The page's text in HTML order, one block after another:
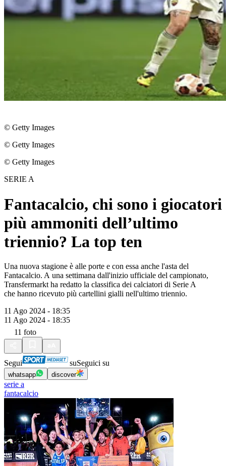
© Getty Images
© Getty Images
© Getty Images
SERIE A
Fantacalcio, chi sono i giocatori
più ammoniti dell’ultimo
triennio? La top ten
Una nuova stagione è alle porte e con essa anche l'asta del
Fantacalcio. A una settimana dall'inizio ufficiale del campionato,
Transfermarkt ha redatto la classifica dei calciatori di Serie A
che hanno ricevuto più cartellini gialli nell'ultimo triennio.
11 Ago 2024 - 18:35
11 Ago 2024 - 18:35
11 foto
Segui suSeguici su
whatsapp discover
serie a
fantacalcio